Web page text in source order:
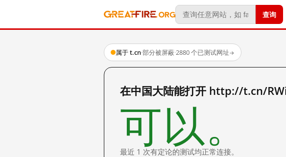
查询
属于 t.cn·部分被屏蔽·2880 个已测试网址→
在中国大陆能打开 http://t.cn/
可以。
最近 1 次有定论的测试均正常连接。